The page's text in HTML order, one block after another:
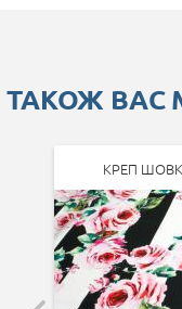
ТАКОЖ ВАС
КРЕП